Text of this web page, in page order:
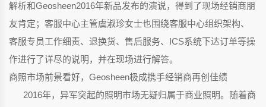
解析和Geosheen2016年新品发布的演说，得到了现场经销商朋
友肯定；客服中心主管虞淑珍女士也围绕客服中心组织架构、
客服专员工作细责、退换货、售后服务、ICS系统下达订单等操
作进行了详尽的说明，并在现场进行解答。
商照市场前景看好，Geosheen极成携手经销商再创佳绩
2016年，异军突起的照明市场无疑归属于商业照明。随着商